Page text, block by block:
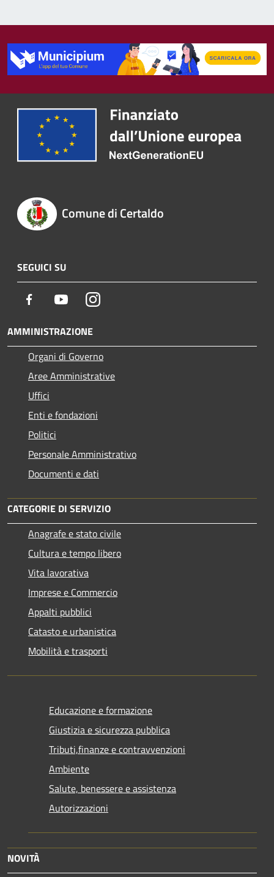
Comune di Certaldo
SEGUICI SU
Facebook YoutubeInstagram
AMMINISTRAZIONE
Organi di Governo
Aree Amministrative
Uffici
Enti e fondazioni
Politici
Personale Amministrativo
Documenti e dati
CATEGORIE DI SERVIZIO
Anagrafe e stato civile
Cultura e tempo libero
Vita lavorativa
Imprese e Commercio
Appalti pubblici
Catasto e urbanistica
Mobilità e trasporti
Educazione e formazione
Giustizia e sicurezza pubblica
Tributi,finanze e contravvenzioni
Ambiente
Salute, benessere e assistenza
Autorizzazioni
NOVITÀ